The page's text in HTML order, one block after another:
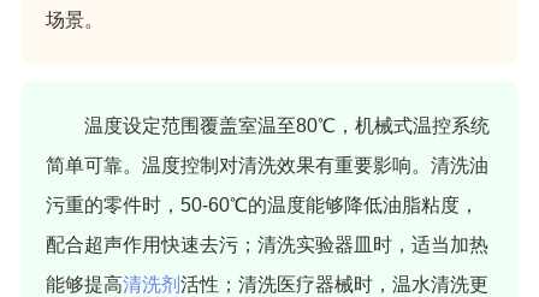
场景。
温度设定范围覆盖室温至80℃，机械式温控系统
简单可靠。温度控制对清洗效果有重要影响。清洗油
污重的零件时，50-60℃的温度能够降低油脂粘度，
配合超声作用快速去污；清洗实验器皿时，适当加热
能够提高清洗剂 活性；清洗医疗器械时，温水清洗更